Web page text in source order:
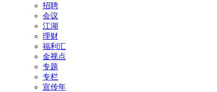
招聘
会议
江湖
理财
福利汇
金视点
专题
专栏
宣传年